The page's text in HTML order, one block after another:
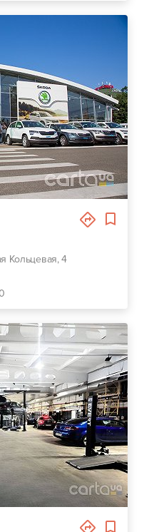
Кольцевая, 4